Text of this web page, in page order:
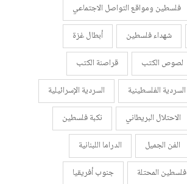
فلسطين ومواقع التواصل الاجتماعي
شهداء فلسطين
أبطال غزة
لصوص الكتب
قراصنة الكتب
السردية الفلسطينية
السردية الإسرائيلية
الاحتلال البريطاني
نكبة فلسطين
الفن الجميل
الدراما اللبنانية
فلسطين المحتلة
جنوب أفريقيا